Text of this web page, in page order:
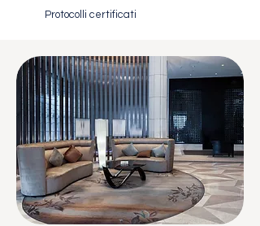
Protocolli certificati